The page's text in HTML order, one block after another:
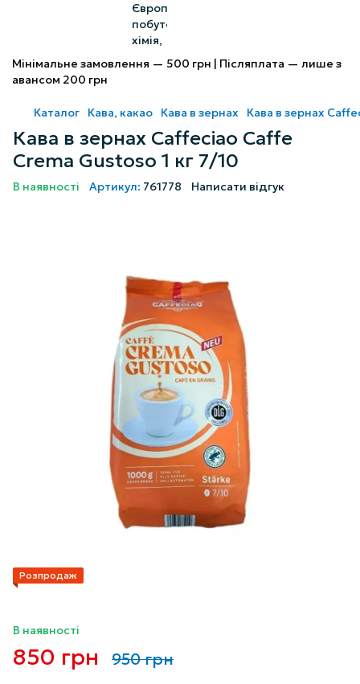
Мінімальне замовлення — 500 грн | Післяплата — лише з
авансом 200 грн
Каталог Кава, какао Кава в зернах Кава в зернах
Кава в зернах Caffeciao Caffe
Crema Gustoso 1 кг 7/10
В наявності Артикул: 761778 Написати відгук
Розпродаж
В наявності
850 грн 950 грн